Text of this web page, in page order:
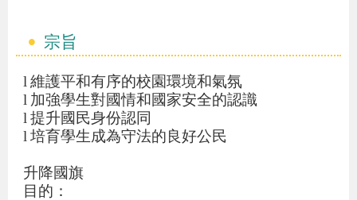
宗旨
l 維護平和有序的校園環境和氣氛
l 加強學生對國情和國家安全的認識
l 提升國民身份認同
l 培育學生成為守法的良好公民
升降國旗
目的：